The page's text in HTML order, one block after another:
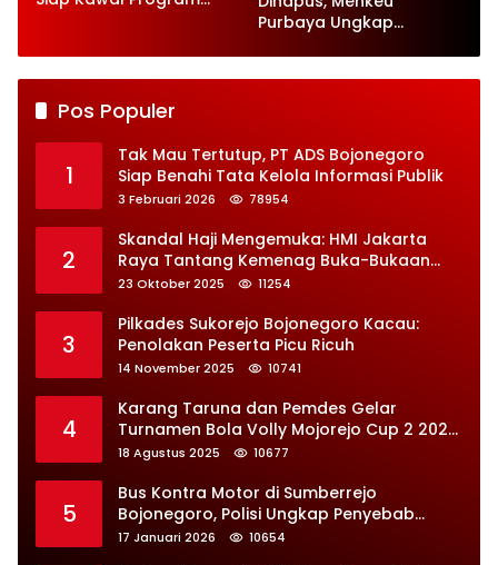
Purbaya Ungkap
Pos Populer
1
Tak Mau Tertutup, PT ADS Bojonegoro
Siap Benahi Tata Kelola Informasi Publik
3 Februari 2026 78954
2
Skandal Haji Mengemuka: HMI Jakarta
Raya Tantang Kemenag Buka-Bukaan
Soal Kontrak Syarekah Bermasalah
23 Oktober 2025 11254
3
Pilkades Sukorejo Bojonegoro Kacau:
Penolakan Peserta Picu Ricuh
14 November 2025 10741
4
Karang Taruna dan Pemdes Gelar
Turnamen Bola Volly Mojorejo Cup 2 2025,
Diikuti 28 Tim
18 Agustus 2025 10677
5
Bus Kontra Motor di Sumberrejo
Bojonegoro, Polisi Ungkap Penyebab
Kecelakaan
17 Januari 2026 10654